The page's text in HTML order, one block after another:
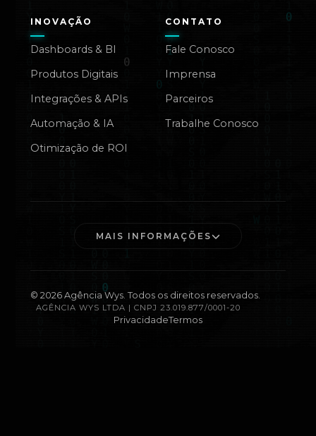
INOVAÇÃO
Dashboards & BI
Produtos Digitais
Integrações & APIs
Automação & IA
Otimização de ROI
CONTATO
Fale Conosco
Imprensa
Parceiros
Trabalhe Conosco
MAIS INFORMAÇÕES
© 2026Agência Wys. Todos os direitos reservados.
AGÊNCIA WYS LTDA | CNPJ 23.019.877/0001-20
PrivacidadeTermos